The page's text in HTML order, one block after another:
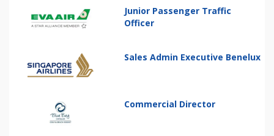
Junior Passenger Traffic
Officer
Sales Admin Executive Benelux
Commercial Director